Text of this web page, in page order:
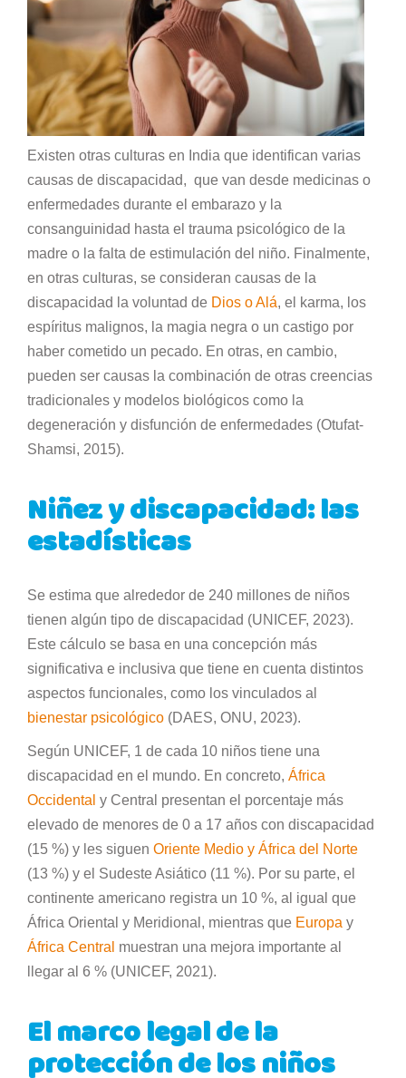
Existen otras culturas en India que identifican varias
causas de discapacidad, que van desde medicinas o
enfermedades durante el embarazo y la
consanguinidad hasta el trauma psicológico de la
madre o la falta de estimulación del niño. Finalmente,
en otras culturas, se consideran causas de la
discapacidad la voluntad de Dios o Alá, el karma, los
espíritus malignos, la magia negra o un castigo por
haber cometido un pecado. En otras, en cambio,
pueden ser causas la combinación de otras creencias
tradicionales y modelos biológicos como la
degeneración y disfunción de enfermedades (Otufat-
Shamsi, 2015).
Niñez y discapacidad: las
estadísticas
Se estima que alrededor de 240 millones de niños
tienen algún tipo de discapacidad (UNICEF, 2023).
Este cálculo se basa en una concepción más
significativa e inclusiva que tiene en cuenta distintos
aspectos funcionales, como los vinculados al
bienestar psicológico (DAES, ONU, 2023).
Según UNICEF, 1 de cada 10 niños tiene una
discapacidad en el mundo. En concreto, África
Occidental y Central presentan el porcentaje más
elevado de menores de 0 a 17 años con discapacidad
(15 %) y les siguen Oriente Medio y África del Norte
(13 %) y el Sudeste Asiático (11 %). Por su parte, el
continente americano registra un 10 %, al igual que
África Oriental y Meridional, mientras que Europa y
África Central muestran una mejora importante al
llegar al 6 % (UNICEF, 2021).
El marco legal de la